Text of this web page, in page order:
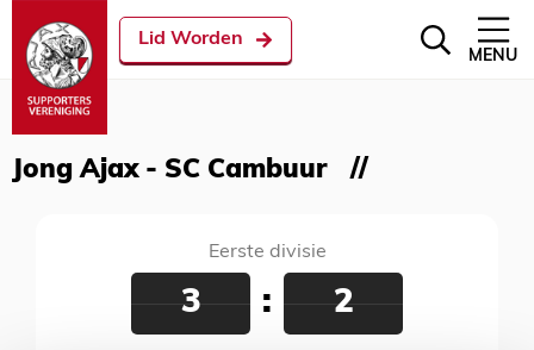
Lid Worden
MENU
Jong Ajax - SC Cambuur
Eerste divisie
3 : 2